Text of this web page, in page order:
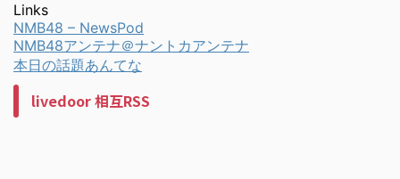
Links
NMB48 – NewsPod
NMB48アンテナ＠ナントカアンテナ
本日の話題あんてな
livedoor 相互RSS